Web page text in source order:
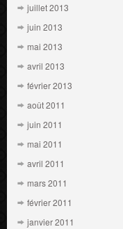
juillet 2013
juin 2013
mai 2013
avril 2013
février 2013
août 2011
juin 2011
mai 2011
avril 2011
mars 2011
février 2011
janvier 2011